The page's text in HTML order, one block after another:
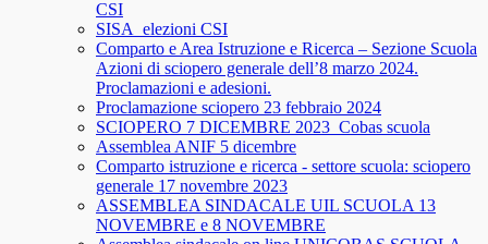
CSI
SISA_elezioni CSI
Comparto e Area Istruzione e Ricerca – Sezione Scuola
Azioni di sciopero generale dell’8 marzo 2024.
Proclamazioni e adesioni.
Proclamazione sciopero 23 febbraio 2024
SCIOPERO 7 DICEMBRE 2023_Cobas scuola
Assemblea ANIF 5 dicembre
Comparto istruzione e ricerca - settore scuola: sciopero
generale 17 novembre 2023
ASSEMBLEA SINDACALE UIL SCUOLA 13
NOVEMBRE e 8 NOVEMBRE